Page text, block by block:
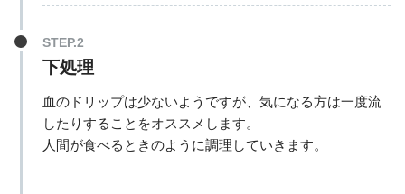
下処理
血のドリップは少ないようですが、気になる方は一度流
したりすることをオススメします。
人間が食べるときのように調理していきます。